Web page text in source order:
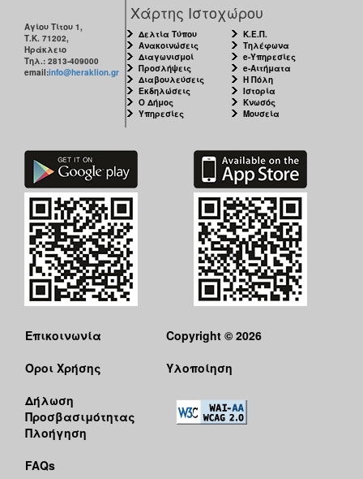
Αγίου Τίτου 1,
Τ.Κ. 71202,
Ηράκλειο
Τηλ.: 2813-409000
email:info@heraklion.gr
Χάρτης Ιστοχώρου
Δελτία Τύπου
Ανακοινώσεις
Διαγωνισμοί
Προσλήψεις
Διαβουλεύσεις
Εκδηλώσεις
Ο Δήμος
Υπηρεσίες
Κ.Ε.Π.
Τηλέφωνα
e-Υπηρεσίες
e-Αιτήματα
Η Πόλη
Ιστορία
Κνωσός
Μουσεία
Επικοινωνία
Όροι Χρήσης
Δήλωση
Προσβασιμότητας
Πλοήγηση
FAQs
Copyright © 2026
Υλοποίηση